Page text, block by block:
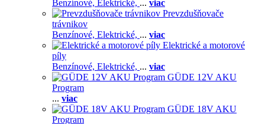
Benzínové, Elektrické, ... viac
Prevzdušňovače
trávnikov
Benzínové, Elektrické, ... viac
Elektrické a motorové
píly
Benzínové, Elektrické, ... viac
GÜDE 12V AKU
Program
... viac
GÜDE 18V AKU
Program